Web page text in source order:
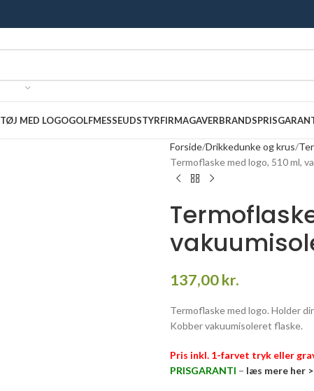
TØJ MED LOGOGOLFMESSEUDSTYRFIRMAGAVERBRANDS
Forside Drikkedunke og krus
Termoflaske med logo, 510 ml,
137,00kr.
Termoflaske med logo. Holder
Kobber vakuumisoleret flaske.
Pris inkl. 1-farvet tryk eller
PRISGARANTI – læs mere her